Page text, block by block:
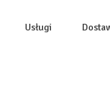
Usługi